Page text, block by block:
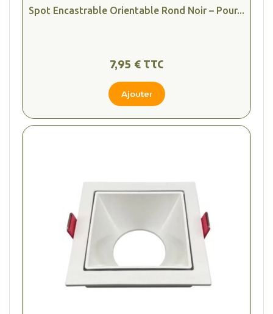
Spot Encastrable Orientable Rond Noir – Pour...
7,95 € TTC
Ajouter